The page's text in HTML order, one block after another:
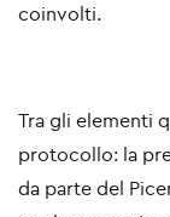
coinvolti.
Tra gli elementi
protocollo: la
da parte del